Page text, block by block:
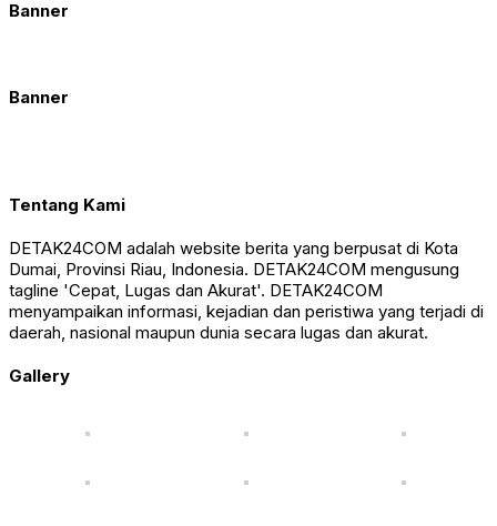
Banner
Banner
Tentang Kami
DETAK24COM adalah website berita yang berpusat di Kota
Dumai, Provinsi Riau, Indonesia. DETAK24COM mengusung
tagline 'Cepat, Lugas dan Akurat'. DETAK24COM
menyampaikan informasi, kejadian dan peristiwa yang terjadi di
daerah, nasional maupun dunia secara lugas dan akurat.
Gallery